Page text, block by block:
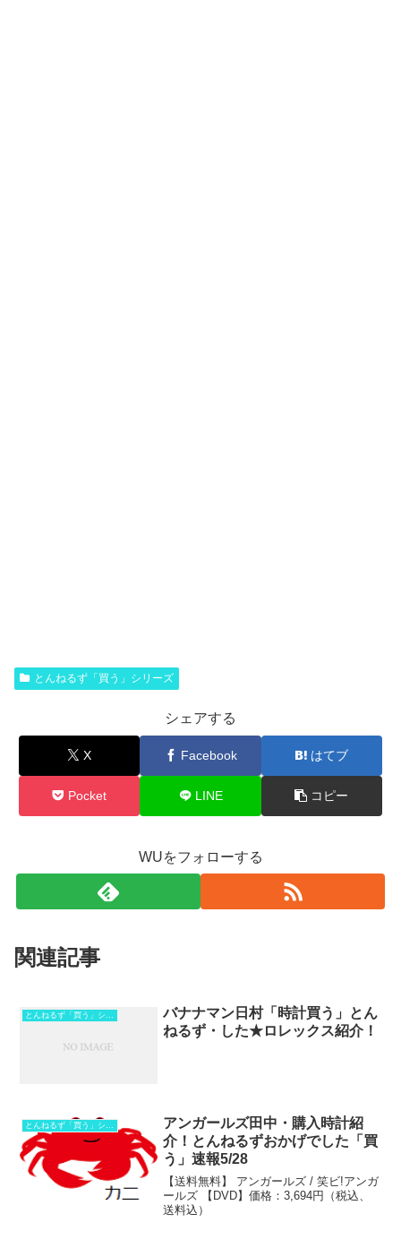
とんねるず「買う」シリーズ
シェアする
X Facebook はてブ
Pocket LINE コピー
WUをフォローする
関連記事
バナナマン日村「時計買う」とん
ねるず・した★ロレックス紹介！
とんねるず「買う」シリーズ
アンガールズ田中・購入時計紹
介！とんねるずおかげでした「買
う」速報5/28
【送料無料】 アンガールズ / 笑ビ!アンガ
ールズ 【DVD】価格：3,694円（税込、
送料込）